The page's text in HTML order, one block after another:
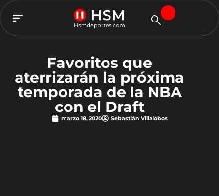
Favoritos que
aterrizarán la próxima
temporada de la NBA
con el Draft
marzo 18, 2020 Sebastián Villalobos